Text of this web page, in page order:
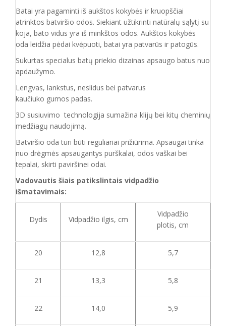
Batai yra pagaminti iš aukštos kokybės ir kruopščiai
atrinktos batviršio odos. Siekiant užtikrinti natūralų sąlytį su
koja, bato vidus yra iš minkštos odos. Aukštos kokybės
oda leidžia pėdai kvėpuoti, batai yra patvarūs ir patogūs.
Sukurtas specialus batų priekio dizainas apsaugo batus nuo
apdaužymo.
Lengvas, lankstus, neslidus bei patvarus
kaučiuko gumos padas.
3D susiuvimo technologija sumažina klijų bei kitų cheminių
medžiagų naudojimą.
Batviršio oda turi būti reguliariai prižiūrima. Apsaugai tinka
nuo drėgmės apsaugantys purškalai, odos vaškai bei
tepalai, skirti paviršinei odai.
Vadovautis šiais patikslintais vidpadžio
išmatavimais:
Dydis Vidpadžio ilgis, cm
Vidpadžio
plotis, cm
20 12,8 5,7
21 13,3 5,8
22 14,0 5,9